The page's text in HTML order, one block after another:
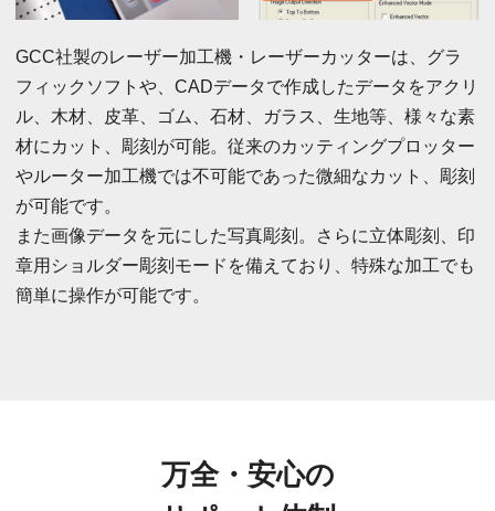
GCC社製のレーザー加工機・レーザーカッターは、グラ
フィックソフトや、CADデータで作成したデータをアクリ
ル、木材、皮革、ゴム、石材、ガラス、生地等、様々な素
材にカット、彫刻が可能。従来のカッティングプロッター
やルーター加工機では不可能であった微細なカット、彫刻
が可能です。
また画像データを元にした写真彫刻。さらに立体彫刻、印
章用ショルダー彫刻モードを備えており、特殊な加工でも
簡単に操作が可能です。
万全・安心の